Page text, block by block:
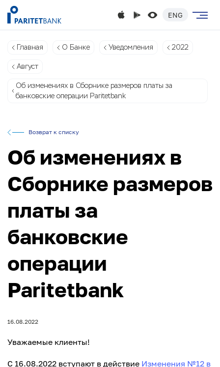
ENG
Главная О Банке Уведомления 2022
Август
Об изменениях в Сборнике размеров платы за
банковские операции Paritetbank
Возврат к списку
Об изменениях в
Сборнике размеров
платы за
банковские
операции
Paritetbank
16.08.2022
Уважаемые клиенты!
C 16.08.2022 вступают в действие Изменения №12 в